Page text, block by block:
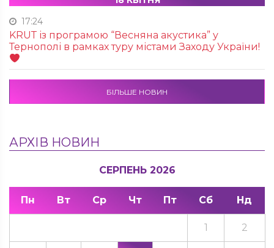
17:24
KRUТ із програмою “Весняна акустика” у
Тернополі в рамках туру містами Заходу України!
БІЛЬШЕ НОВИН
АРХІВ НОВИН
СЕРПЕНЬ 2026
Пн Вт Ср Чт Пт Сб Нд
1 2